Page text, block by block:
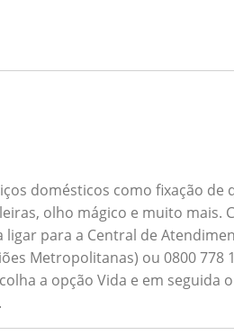
domésticos como fixação de
olho mágico e muito mais.
ligar para a Central de
Metropolitanas) ou 0800 778
a opção Vida e em seguida